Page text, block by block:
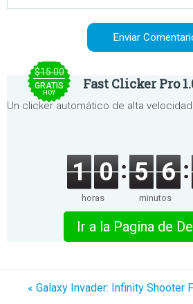
$15.00
GRATIS
HOY
Fast Clicker Pro
Un clicker automático de alta
1 0
horas
5 6
minutos
Ir a la Pagina de
« Galaxy Invader: Infinity Shooter